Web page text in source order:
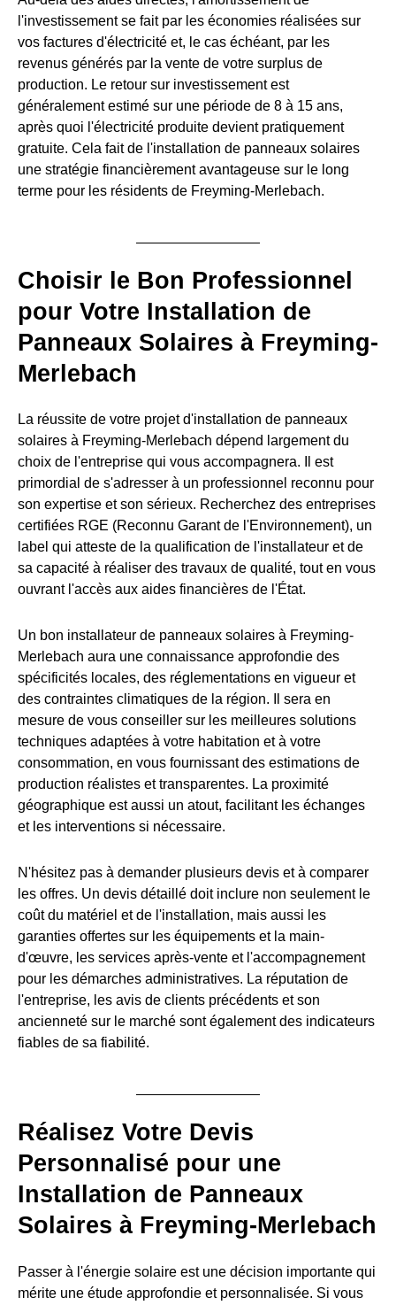
l'investissement se fait par les économies réalisées sur
vos factures d'électricité et, le cas échéant, par les
revenus générés par la vente de votre surplus de
production. Le retour sur investissement est
généralement estimé sur une période de 8 à 15 ans,
après quoi l'électricité produite devient pratiquement
gratuite. Cela fait de l'installation de panneaux solaires
une stratégie financièrement avantageuse sur le long
terme pour les résidents de Freyming-Merlebach.
Choisir le Bon Professionnel
pour Votre Installation de
Panneaux Solaires à Freyming-
Merlebach
La réussite de votre projet d'installation de panneaux
solaires à Freyming-Merlebach dépend largement du
choix de l'entreprise qui vous accompagnera. Il est
primordial de s'adresser à un professionnel reconnu pour
son expertise et son sérieux. Recherchez des entreprises
certifiées RGE (Reconnu Garant de l'Environnement), un
label qui atteste de la qualification de l'installateur et de
sa capacité à réaliser des travaux de qualité, tout en vous
ouvrant l'accès aux aides financières de l'État.
Un bon installateur de panneaux solaires à Freyming-
Merlebach aura une connaissance approfondie des
spécificités locales, des réglementations en vigueur et
des contraintes climatiques de la région. Il sera en
mesure de vous conseiller sur les meilleures solutions
techniques adaptées à votre habitation et à votre
consommation, en vous fournissant des estimations de
production réalistes et transparentes. La proximité
géographique est aussi un atout, facilitant les échanges
et les interventions si nécessaire.
N'hésitez pas à demander plusieurs devis et à comparer
les offres. Un devis détaillé doit inclure non seulement le
coût du matériel et de l'installation, mais aussi les
garanties offertes sur les équipements et la main-
d'œuvre, les services après-vente et l'accompagnement
pour les démarches administratives. La réputation de
l'entreprise, les avis de clients précédents et son
ancienneté sur le marché sont également des indicateurs
fiables de sa fiabilité.
Réalisez Votre Devis
Personnalisé pour une
Installation de Panneaux
Solaires à Freyming-Merlebach
Passer à l'énergie solaire est une décision importante qui
mérite une étude approfondie et personnalisée. Si vous